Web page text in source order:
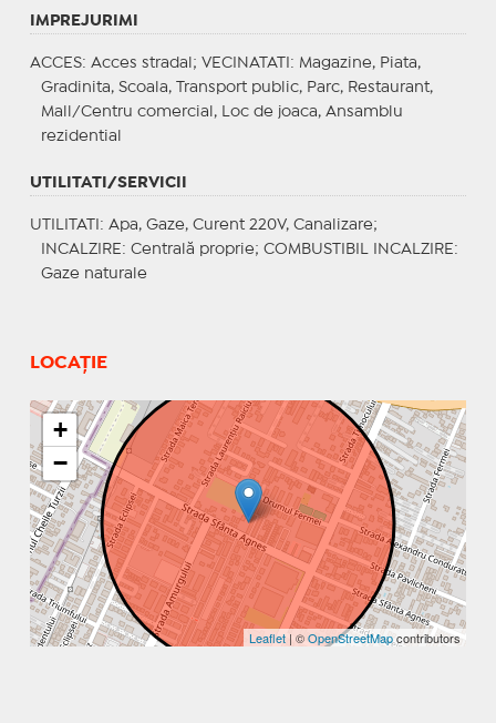
IMPREJURIMI
ACCES: Acces stradal; VECINATATI : Magazine, Piata,
Gradinita, Scoala, Transport public, Parc, Restaurant,
Mall/Centru comercial, Loc de joaca, Ansamblu
rezidential
UTILITATI/SERVICII
UTILITATI : Apa, Gaze, Curent 220V, Canalizare;
INCALZIRE : Centrală proprie; COMBUSTIBIL INCALZIRE :
Gaze naturale
LOCAȚIE
+
−
Leaflet | ©OpenStreetMapcontributors